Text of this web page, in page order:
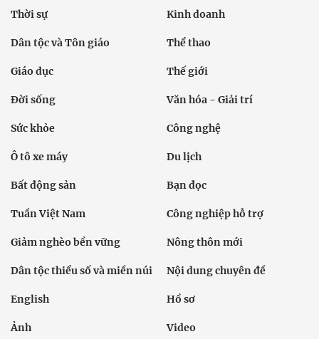
Thời sự Kinh doanh
Dân tộc và Tôn giáo Thể thao
Giáo dục Thế giới
Đời sống Văn hóa - Giải trí
Sức khỏe Công nghệ
Ô tô xe máy Du lịch
Bất động sản Bạn đọc
Tuần Việt Nam Công nghiệp hỗ trợ
Giảm nghèo bền vững Nông thôn mới
Dân tộc thiểu số và miền núi Nội dung chuyên đề
English Hồ sơ
Ảnh Video